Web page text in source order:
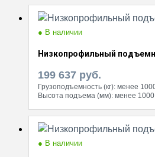
● В наличии
Низкопрофильный
199 637 руб.
Грузоподъемность (кг): менее
Высота подъема (мм): менее 1000
● В наличии